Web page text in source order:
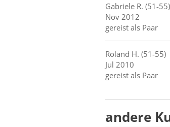
Gabriele R. (51-55)
Nov 2012
gereist als Paar
Roland H. (51-55)
Jul 2010
gereist als Paar
andere